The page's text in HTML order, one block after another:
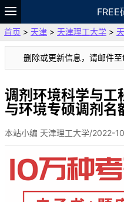
FREE
题库
故事 专题
VIP
资料
首页 > 天津 > 天津理工大学 >
删除或更新信息，请邮件
调剂环境科学与工
与环境专硕调剂名
本站小编 天津理工大学/2022-